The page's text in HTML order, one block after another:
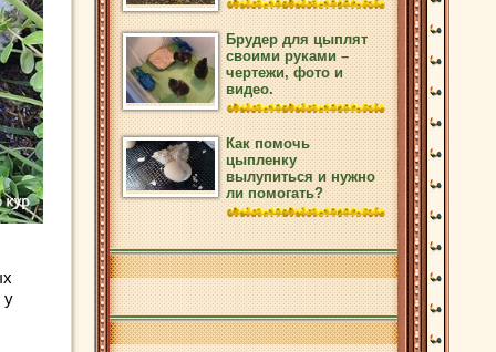
у
Брудер для цыплят
своими руками –
чертежи, фото и
видео.
Как помочь
цыпленку
вылупиться и нужно
ли помогать?